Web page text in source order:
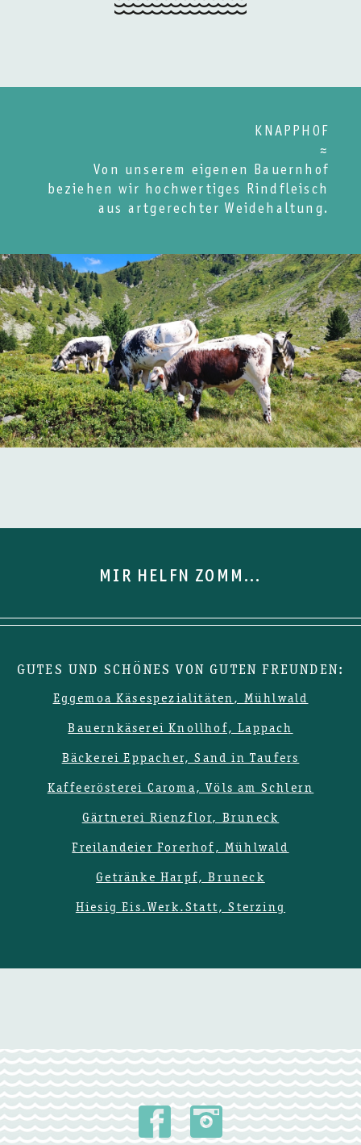
KNAPPHOF
≈
Von unserem eigenen Bauernhof
beziehen wir hochwertiges Rindfleisch
aus artgerechter Weidehaltung.
MIR HELFN ZOMM...
GUTES UND SCHÖNES VON GUTEN FREUNDEN:
Eggemoa Käsespezialitäten, Mühlwald
Bauernkäserei Knollhof, Lappach
Bäckerei Eppacher, Sand in Taufers
Kaffeerösterei Caroma, Völs am Schlern
Gärtnerei Rienzflor, Bruneck
Freilandeier Forerhof, Mühlwald
Getränke Harpf, Bruneck
Hiesig Eis.Werk.Statt, Sterzing